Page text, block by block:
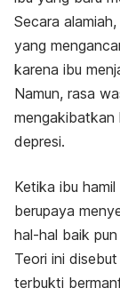
Secara
yang
karena ibu
Namun, rasa
mengakibatkan
depresi.
Ketika ibu
berupaya
hal-hal baik
Teori ini
terbukti